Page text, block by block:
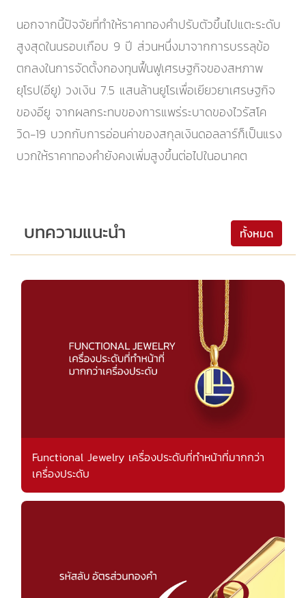
นอกจากนี้ปัจจัยที่ทำให้ราคาทองคำปรับตัวขึ้นไปแตะระดับ
สูงสุดในนรอบเกือบ 9 ปี ส่วนหนึ่งมาจากการบรรลุข้อ
ตกลงในการจัดตั้งกองทุนฟื้นฟูเศรษฐกิจของสหภาพ
ยุโรป(อียู) วงเงิน 7.5 แสนล้านยูโรเพื่อเยียวยาเศรษฐกิจ
ของอียู จากผลกระทบของการแพร่ระบาดของไวรัสโค
วิด-19 บวกกับการอ่อนค่าของสกุลเงินดอลลาร์ก็เป็นแรง
บวกให้ราคาทองคำยังคงเพิ่มสูงขึ้นต่อไปในอนาคต
บทความแนะนำ ทั้งหมด
Functional Jewelry เครื่องประดับที่ทำหน้าที่มากกว่า
เครื่องประดับ